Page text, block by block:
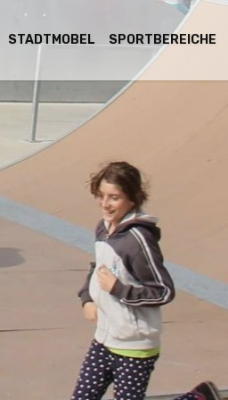
STADTMOBEL SPORTBEREICHE